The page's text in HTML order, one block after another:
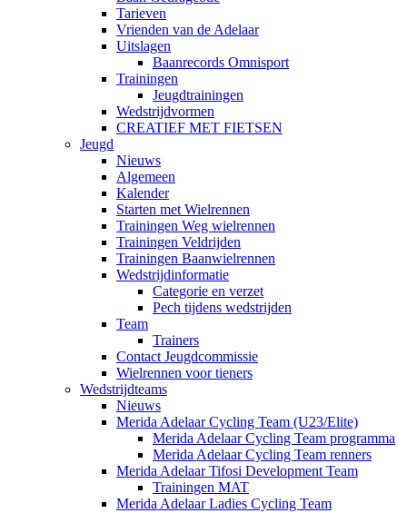
Tarieven
Vrienden van de Adelaar
Uitslagen
Baanrecords Omnisport
Trainingen
Jeugdtrainingen
Wedstrijdvormen
CREATIEF MET FIETSEN
Jeugd
Nieuws
Algemeen
Kalender
Starten met Wielrennen
Trainingen Weg wielrennen
Trainingen Veldrijden
Trainingen Baanwielrennen
Wedstrijdinformatie
Categorie en verzet
Pech tijdens wedstrijden
Team
Trainers
Contact Jeugdcommissie
Wielrennen voor tieners
Wedstrijdteams
Nieuws
Merida Adelaar Cycling Team (U23/Elite)
Merida Adelaar Cycling Team programma
Merida Adelaar Cycling Team renners
Merida Adelaar Tifosi Development Team
Trainingen MAT
Merida Adelaar Ladies Cycling Team